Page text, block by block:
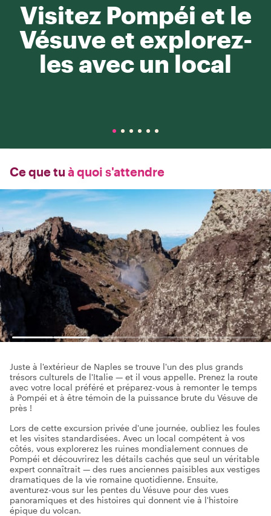
Visitez Pompéi et le
Vésuve et explorez-
les avec un local
Ce que tu à quoi s'attendre
Juste à l'extérieur de Naples se trouve l'un des plus grands
trésors culturels de l'Italie — et il vous appelle. Prenez la route
avec votre local préféré et préparez-vous à remonter le temps
à Pompéi et à être témoin de la puissance brute du Vésuve de
près !
Lors de cette excursion privée d'une journée, oubliez les foules
et les visites standardisées. Avec un local compétent à vos
côtés, vous explorerez les ruines mondialement connues de
Pompéi et découvrirez les détails cachés que seul un véritable
expert connaîtrait — des rues anciennes paisibles aux vestiges
dramatiques de la vie romaine quotidienne. Ensuite,
aventurez-vous sur les pentes du Vésuve pour des vues
panoramiques et des histoires qui donnent vie à l'histoire
épique du volcan.